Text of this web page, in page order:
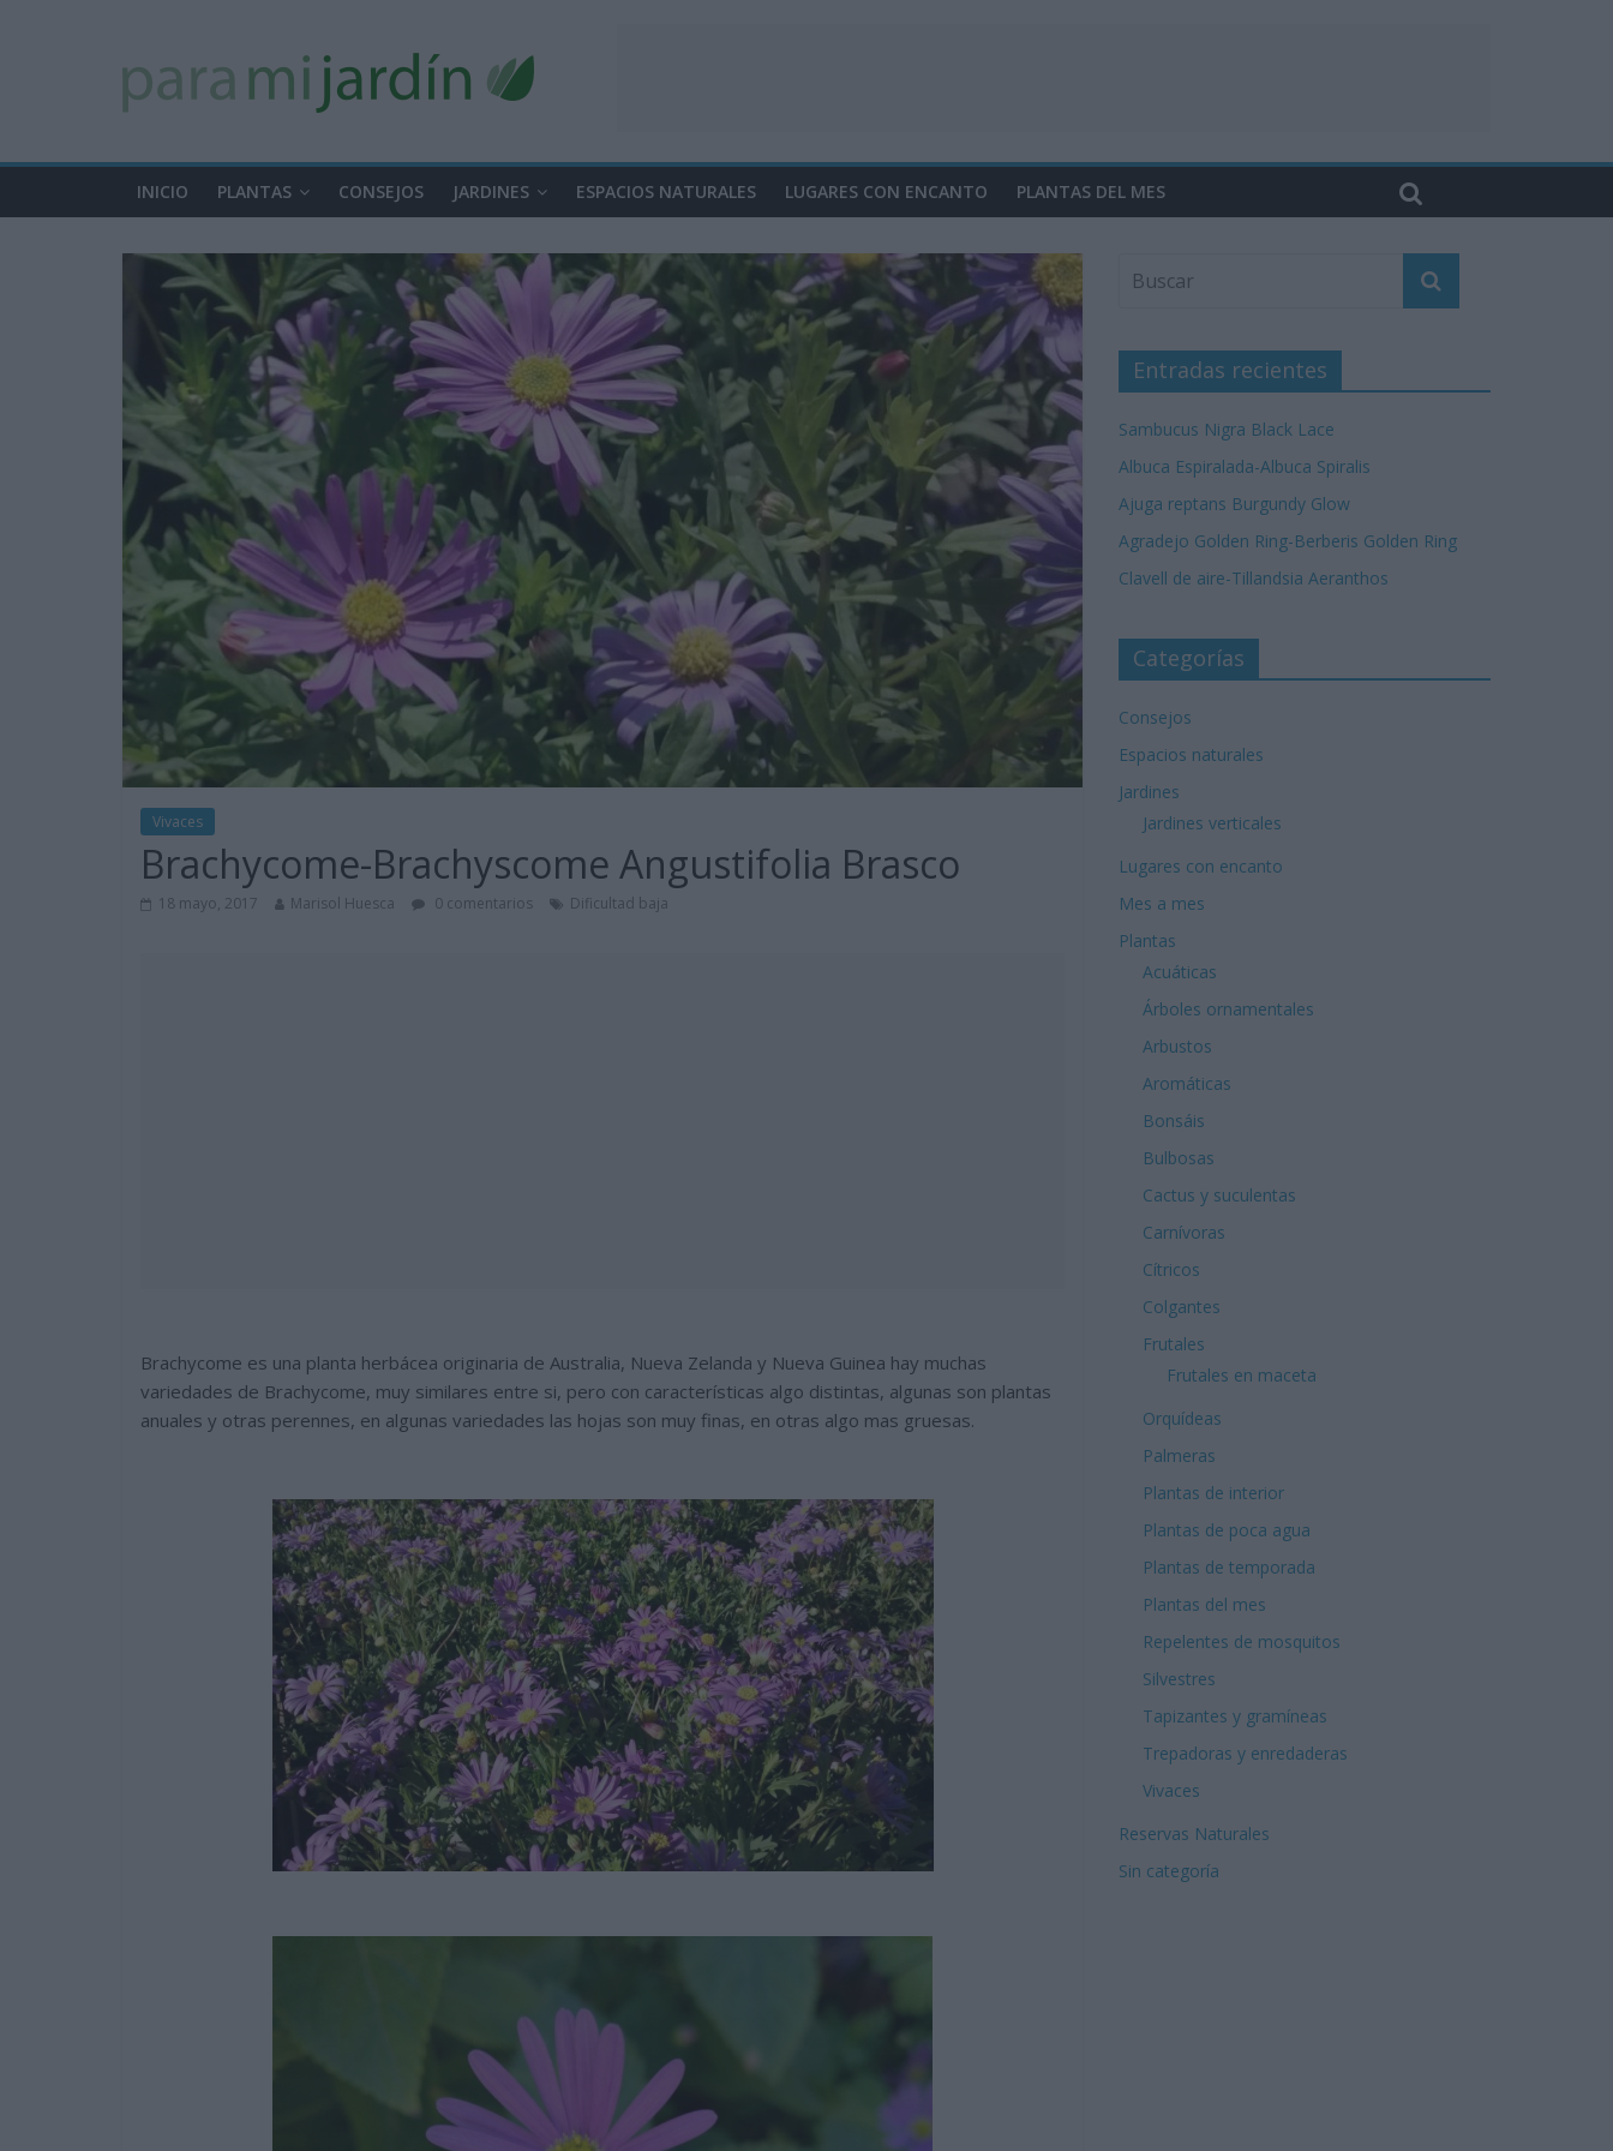
INICIO PLANTAS CONSEJOS JARDINES ESPACIOS NATURALES LUGARES CON ENCANTO PLANTAS DEL MES
Vivaces
Brachycome-Brachyscome Angustifolia Brasco
18 mayo, 2017 Marisol Huesca 0 comentarios Dificultad baja
Brachycome es una planta herbácea originaria de Australia, Nueva Zelanda y Nueva Guinea hay muchas
variedades de Brachycome, muy similares entre si, pero con características algo distintas, algunas son plantas
anuales y otras perennes, en algunas variedades las hojas son muy finas, en otras algo mas gruesas.
Entradas recientes
Sambucus Nigra Black Lace
Albuca Espiralada-Albuca Spiralis
Ajuga reptans Burgundy Glow
Agradejo Golden Ring-Berberis Golden Ring
Clavell de aire-Tillandsia Aeranthos
Categorías
Consejos
Espacios naturales
Jardines
Jardines verticales
Lugares con encanto
Mes a mes
Plantas
Acuáticas
Árboles ornamentales
Arbustos
Aromáticas
Bonsáis
Bulbosas
Cactus y suculentas
Carnívoras
Cítricos
Colgantes
Frutales
Frutales en maceta
Orquídeas
Palmeras
Plantas de interior
Plantas de poca agua
Plantas de temporada
Plantas del mes
Repelentes de mosquitos
Silvestres
Tapizantes y gramíneas
Trepadoras y enredaderas
Vivaces
Reservas Naturales
Sin categoría